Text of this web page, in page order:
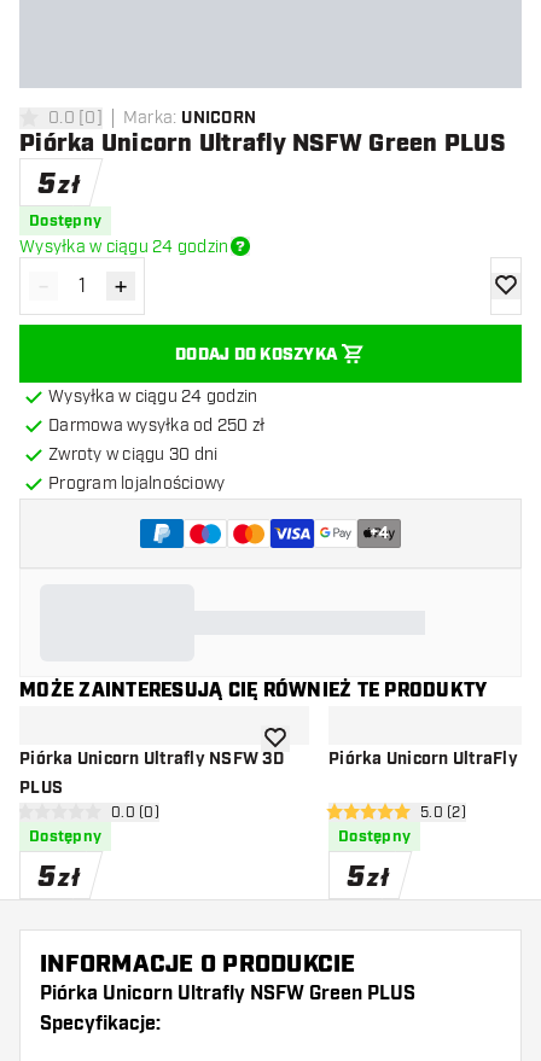
0 gwiazdki oceny
0.0 [0] Marka: UNICORN
Piórka Unicorn Ultrafly NSFW Green PLUS
5zł
Dostępny
Wysyłka w ciągu 24 godzin
Zmniejsz ilość
- Zwiększ ilość
+
DODAJ DO KOSZYKA
Wysyłka w ciągu 24 godzin
Darmowa wysyłka od 250 zł
Zwroty w ciągu 30 dni
Program lojalnościowy
+4
MOŻE ZAINTERESUJĄ CIĘ RÓWNIEŻ TE PRODUKTY
Piórka Unicorn Ultrafly NSFW 3D
PLUS
otwórz panel recenzji
0 gwiazdki oceny0.0 (0)
Dostępny
5zł
dodaj do listy życzeń
Piórka Unicorn UltraFly
otwórz panel
5 gwiazdki oceny5.0 (2)
Dostępny
5zł
INFORMACJE O PRODUKCIE
Piórka Unicorn Ultrafly NSFW Green PLUS
Specyfikacje: